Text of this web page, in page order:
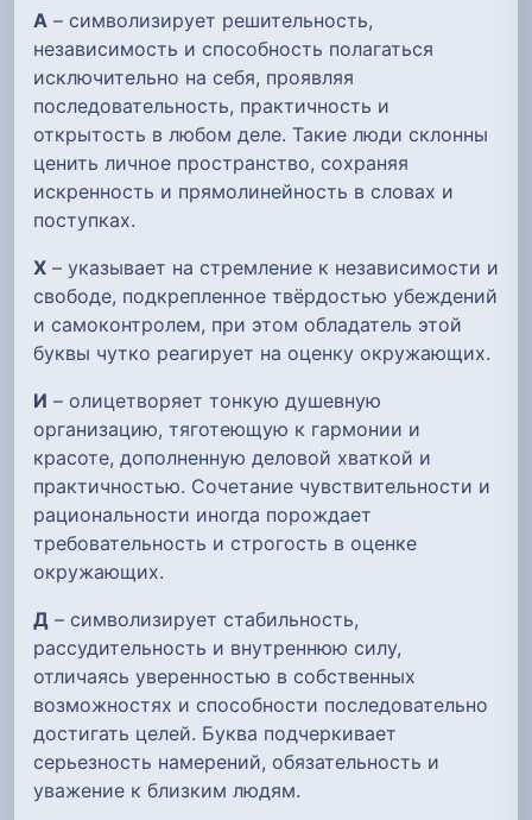
А – символизирует решительность,
независимость и способность полагаться
исключительно на себя, проявляя
последовательность, практичность и
открытость в любом деле. Такие люди склонны
ценить личное пространство, сохраняя
искренность и прямолинейность в словах и
поступках.
Х – указывает на стремление к независимости и
свободе, подкрепленное твёрдостью убеждений
и самоконтролем, при этом обладатель этой
буквы чутко реагирует на оценку окружающих.
И – олицетворяет тонкую душевную
организацию, тяготеющую к гармонии и
красоте, дополненную деловой хваткой и
практичностью. Сочетание чувствительности и
рациональности иногда порождает
требовательность и строгость в оценке
окружающих.
Д – символизирует стабильность,
рассудительность и внутреннюю силу,
отличаясь уверенностью в собственных
возможностях и способности последовательно
достигать целей. Буква подчеркивает
серьезность намерений, обязательность и
уважение к близким людям.